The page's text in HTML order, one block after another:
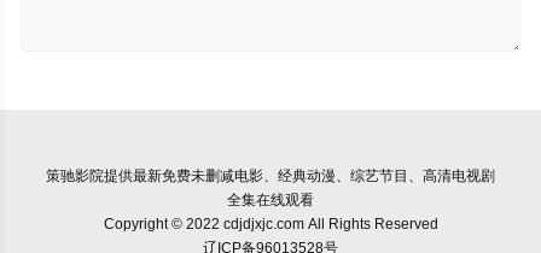
策驰影院提供最新免费未删减电影、经典动漫、综艺节目、高清电视剧
全集在线观看
Copyright © 2022 cdjdjxjc.com All Rights Reserved
辽ICP备96013528号